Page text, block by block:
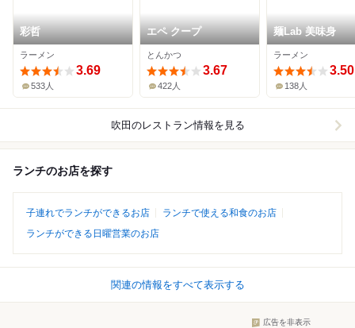
彩哲
ラーメン
3.69
533人
エペ クープ
とんかつ
3.67
422人
麺Lab 美味身
ラーメン
3.50
138人
吹田 のレストラン情報を見る
ランチのお店を探す
子連れでランチができるお店
ランチで使える和食のお店
ランチができる日曜営業のお店
関連の情報をすべて表示する
広告を非表示